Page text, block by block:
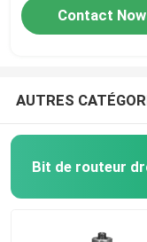
Contact Now
AUTRES
Bit de routeur